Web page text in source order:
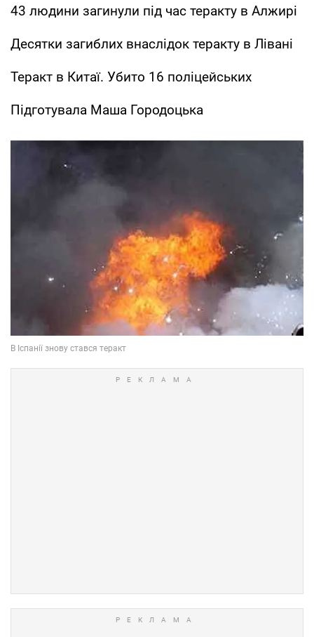
43 людини загинули під час теракту в Алжирі
Десятки загиблих внаслідок теракту в Лівані
Теракт в Китаї. Убито 16 поліцейських
Підготувала Маша Городоцька